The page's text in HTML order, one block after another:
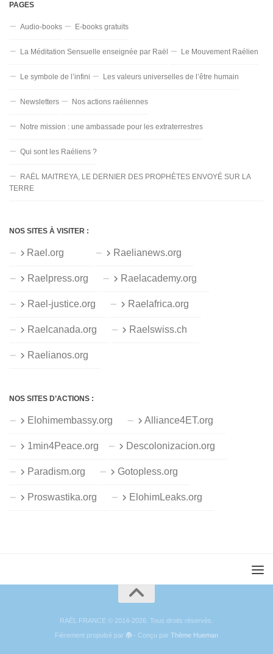
PAGES
Audio-books E-books gratuits
La Méditation Sensuelle enseignée par Raël Le Mouvement Raélien
Le symbole de l’infini Les valeurs universelles de l’être humain
Newsletters Nos actions raéliennes
Notre mission : une ambassade pour les extraterrestres
Qui sont les Raéliens ?
RAËL MAITREYA, LE DERNIER DES PROPHÈTES ENVOYÉ SUR LA
TERRE
NOS SITES À VISITER :
Rael.org Raelianews.org
Raelpress.org Raelacademy.org
Rael-justice.org Raelafrica.org
Raelcanada.org Raelswiss.ch
Raelianos.org
NOS SITES D’ACTIONS :
Elohimembassy.org Alliance4ET.org
1min4Peace.org Descolonizacion.org
Paradism.org Gotopless.org
Proswastika.org ElohimLeaks.org
RAËL FRANCE © 2014-2026. Tous droits réservés.
Fièrement propulsé par
- Conçu parThème Hueman